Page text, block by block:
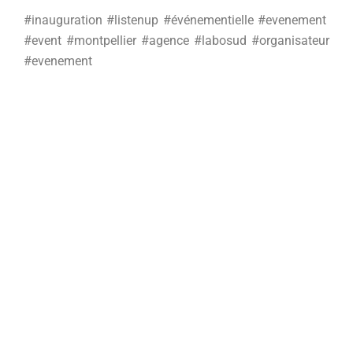
#inauguration #listenup #événementielle #evenement
#event #montpellier #agence #labosud #organisateur
#evenement